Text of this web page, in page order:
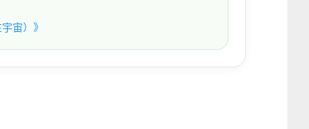
宙）》